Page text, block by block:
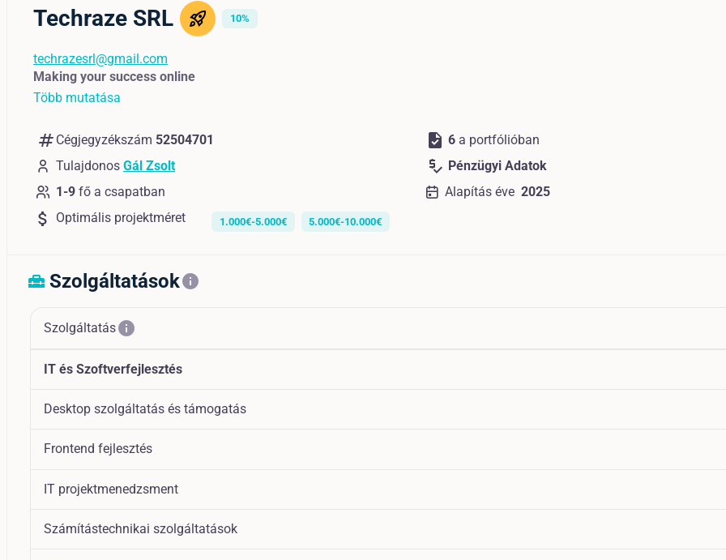
Techraze SRL 10%
techrazesrl@gmail.com
Making your success online
Több mutatása
numbers Cégjegyzékszám 52504701
Tulajdonos Gál Zsolt
1-9 fő a csapatban
task 6 a portfólióban
price_check Pénzügyi Adatok
Alapítás éve 2025
attach_money Optimális projektméret 1.000€-5.000€ 5.000€-10.000€
home_repair_service Szolgáltatásokinfo
Szolgáltatásinfo
IT és Szoftverfejlesztés
Desktop szolgáltatás és támogatás
Frontend fejlesztés
IT projektmenedzsment
Számítástechnikai szolgáltatások